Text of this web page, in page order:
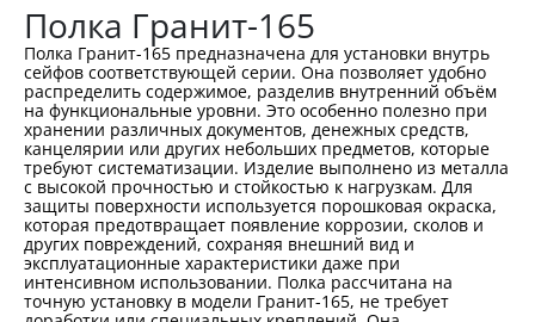
Полка Гранит-165
Полка Гранит-165 предназначена для установки внутрь
сейфов соответствующей серии. Она позволяет удобно
распределить содержимое, разделив внутренний объём
на функциональные уровни. Это особенно полезно при
хранении различных документов, денежных средств,
канцелярии или других небольших предметов, которые
требуют систематизации. Изделие выполнено из металла
с высокой прочностью и стойкостью к нагрузкам. Для
защиты поверхности используется порошковая окраска,
которая предотвращает появление коррозии, сколов и
других повреждений, сохраняя внешний вид и
эксплуатационные характеристики даже при
интенсивном использовании. Полка рассчитана на
точную установку в модели Гранит-165, не требует